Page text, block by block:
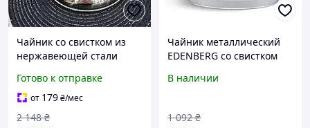
Чайник со свистком из
нержавеющей стали
кипячения воды с
цветным индикатором
Готово к отправке
от 179₴/мес
2 148 ₴
Чайник металлический
EDENBERG со свистком
блестящий корпус 2,5л
В наличии
1 092 ₴